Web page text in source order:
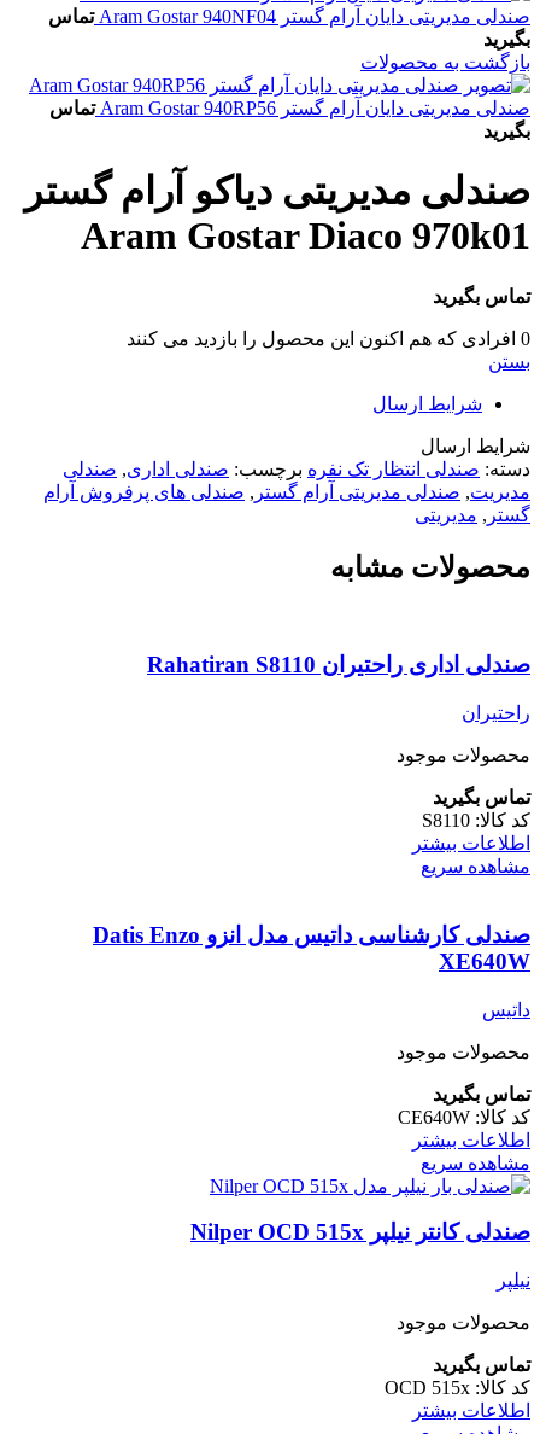
صندلی مدیریتی دایان آرام گستر Aram Gostar 940NF04
تماس
بگیرید
بازگشت به محصولات
صندلی مدیریتی دایان آرام گستر Aram Gostar 940RP56
تماس
بگیرید
صندلی مدیریتی دیاکو آرام گستر
Aram Gostar Diaco 970k01
تماس بگیرید
0 افرادی که هم اکنون این محصول را بازدید می کنند
بستن
شرایط ارسال
شرایط ارسال
دسته: صندلی انتظار تک نفره برچسب: صندلی اداری, صندلی
مدیریت, صندلی مدیریتی آرام گستر , صندلی های پرفروش آرام
گستر , مدیریتی
محصولات مشابه
صندلی اداری راحتیران Rahatiran S8110
راحتیران
محصولات موجود
تماس بگیرید
کد کالا: S8110
اطلاعات بیشتر
مشاهده سریع
صندلی کارشناسی داتیس مدل انزو Datis Enzo
XE640W
داتیس
محصولات موجود
تماس بگیرید
کد کالا: CE640W
اطلاعات بیشتر
مشاهده سریع
صندلی کانتر نیلپر Nilper OCD 515x
نیلپر
محصولات موجود
تماس بگیرید
کد کالا: OCD 515x
اطلاعات بیشتر